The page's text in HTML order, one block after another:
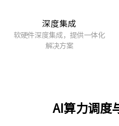
深度集成
软硬件深度集成，提供一体化
解决方案
AI算力调度